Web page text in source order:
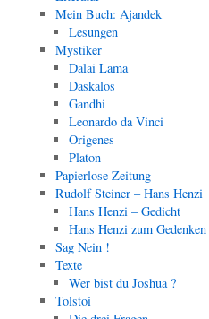
Mein Buch: Ajandek
Lesungen
Mystiker
Dalai Lama
Daskalos
Gandhi
Leonardo da Vinci
Origenes
Platon
Papierlose Zeitung
Rudolf Steiner – Hans Henzi
Hans Henzi – Gedicht
Hans Henzi zum Gedenken
Sag Nein !
Texte
Wer bist du Joshua ?
Tolstoi